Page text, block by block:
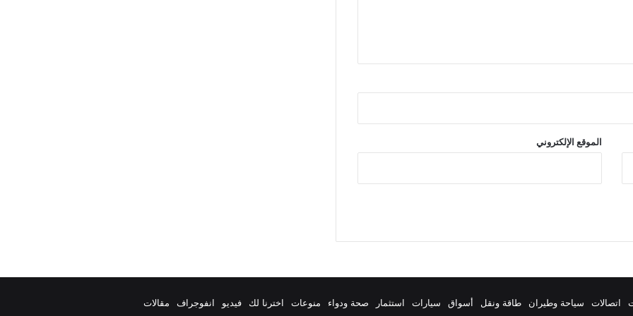
الموقع الإلكتروني
اتصالات سياحة وطيران طاقة ونقل أسواق سيارات استثمار صحة ودواء منوعات اخترنا لك فيديو انفوجراف مقالات